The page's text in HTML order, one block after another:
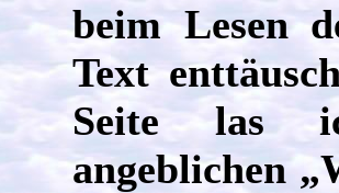
beim Lesen
Text
Seite las
angeblichen